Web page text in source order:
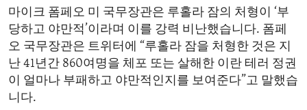
마이크 폼페오 미 국무장관은 루홀라 잠의 처형이 ‘부
당하고 야만적’이라며 이를 강력 비난했습니다. 폼페
오 국무장관은 트위터에 “루홀라 잠을 처형한 것은 지
난 41년간 860여명을 체포 또는 살해한 이란 테러 정권
이 얼마나 부패하고 야만적인지를 보여준다”고 말했습
니다.